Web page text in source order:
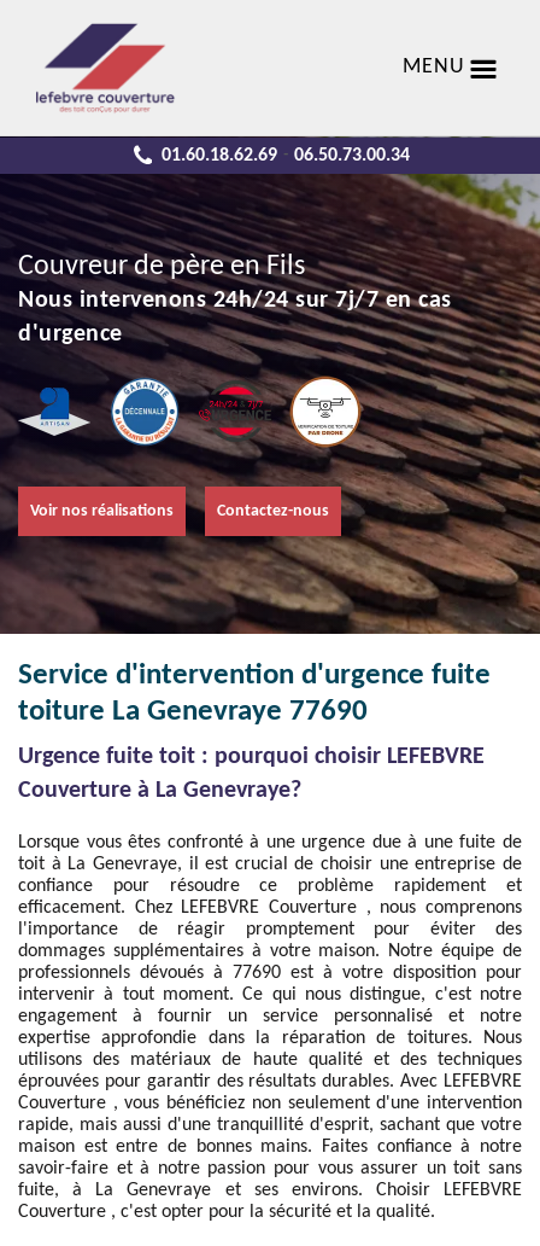
MENU
01.60.18.62.69 - 06.50.73.00.34
Couvreur de père en Fils
Nous intervenons 24h/24 sur 7j/7 en cas
d'urgence
Voir nos réalisations Contactez-nous
Service d'intervention d'urgence fuite
toiture La Genevraye 77690
Urgence fuite toit : pourquoi choisir LEFEBVRE
Couverture à La Genevraye?
Lorsque vous êtes confronté à une urgence due à une fuite de
toit à La Genevraye, il est crucial de choisir une entreprise de
confiance pour résoudre ce problème rapidement et
efficacement. Chez LEFEBVRE Couverture , nous comprenons
l'importance de réagir promptement pour éviter des
dommages supplémentaires à votre maison. Notre équipe de
professionnels dévoués à 77690 est à votre disposition pour
intervenir à tout moment. Ce qui nous distingue, c'est notre
engagement à fournir un service personnalisé et notre
expertise approfondie dans la réparation de toitures. Nous
utilisons des matériaux de haute qualité et des techniques
éprouvées pour garantir des résultats durables. Avec LEFEBVRE
Couverture , vous bénéficiez non seulement d'une intervention
rapide, mais aussi d'une tranquillité d'esprit, sachant que votre
maison est entre de bonnes mains. Faites confiance à notre
savoir-faire et à notre passion pour vous assurer un toit sans
fuite, à La Genevraye et ses environs. Choisir LEFEBVRE
Couverture , c'est opter pour la sécurité et la qualité.